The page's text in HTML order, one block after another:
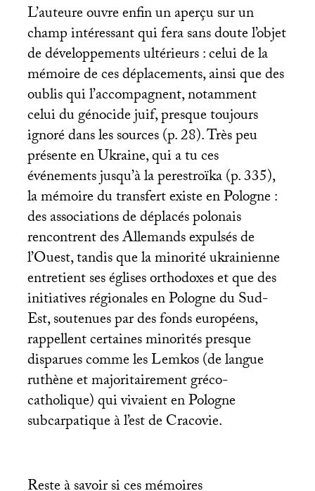
L’auteure ouvre enfin un aperçu sur un
champ intéressant qui fera sans doute l’objet
de développements ultérieurs : celui de la
mémoire de ces déplacements, ainsi que des
oublis qui l’accompagnent, notamment
celui du génocide juif, presque toujours
ignoré dans les sources (p. 28). Très peu
présente en Ukraine, qui a tu ces
événements jusqu’à la perestroïka (p. 335),
la mémoire du transfert existe en Pologne :
des associations de déplacés polonais
rencontrent des Allemands expulsés de
l’Ouest, tandis que la minorité ukrainienne
entretient ses églises orthodoxes et que des
initiatives régionales en Pologne du Sud-
Est, soutenues par des fonds européens,
rappellent certaines minorités presque
disparues comme les Lemkos (de langue
ruthène et majoritairement gréco-
catholique) qui vivaient en Pologne
subcarpatique à l’est de Cracovie.